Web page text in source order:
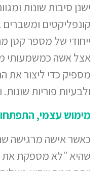
ישנן סיבות שונות
קונפליקטים ומשברים
ייחודי של מספר קטן
אצל אשה כמשמעותי
מספיק כדי ליצור את
ולבעיות פוריות
מימוש עצמי,
כאשר אישה מרגישה
שהיא "לא מספקת את